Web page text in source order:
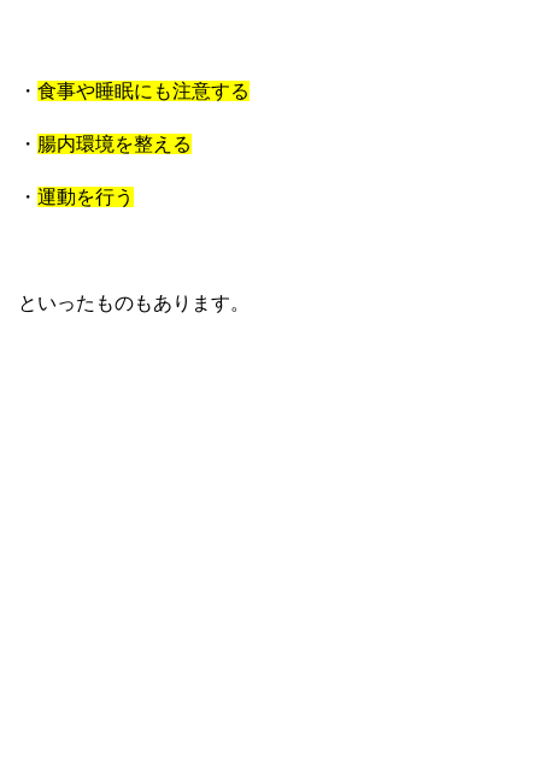
・ 食事や睡眠にも注意する
・ 腸内環境を整える
・ 運動を行う
といったものもあります。